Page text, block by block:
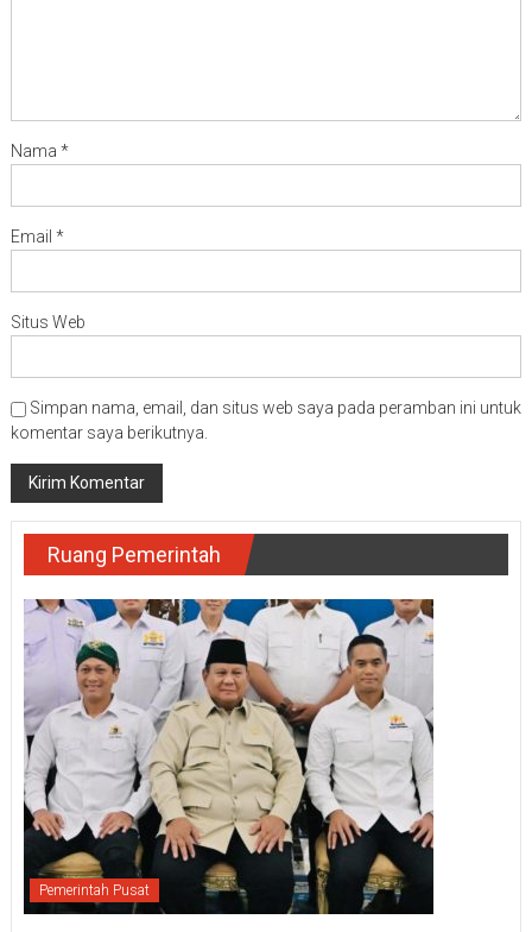
Nama *
Email *
Situs Web
Simpan nama, email, dan situs web saya pada peramban ini untuk
komentar saya berikutnya.
Ruang Pemerintah
Pemerintah Pusat